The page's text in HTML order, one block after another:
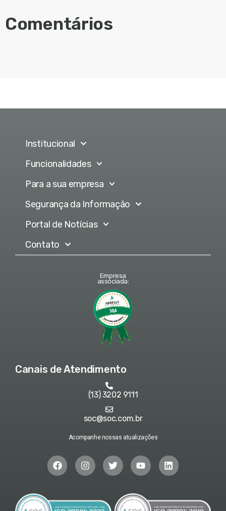
Comentários
Institucional
Funcionalidades
Para a sua empresa
Segurança da Informação
Portal de Notícias
Contato
Empresa
associada:
Canais de Atendimento
(13) 3202 9111
soc@soc.com.br
Acompanhe nossas atualizações